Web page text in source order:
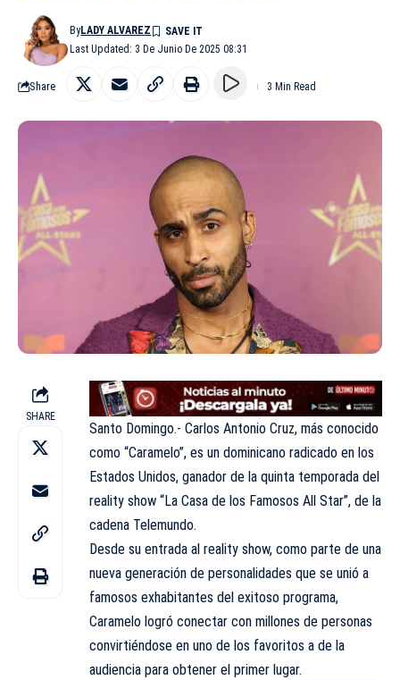
Last Updated: 3 De Junio De 2025 08:31
ByLADY ALVAREZ
Share 3 Min Read
SHARE
Santo Domingo.- Carlos Antonio Cruz, más conocido
como “Caramelo”, es un dominicano radicado en los
Estados Unidos, ganador de la quinta temporada del
reality show “La Casa de los Famosos All Star”, de la
cadena Telemundo.
Desde su entrada al reality show, como parte de una
nueva generación de personalidades que se unió a
famosos exhabitantes del exitoso programa,
Caramelo logró conectar con millones de personas
convirtiéndose en uno de los favoritos a de la
audiencia para obtener el primer lugar.